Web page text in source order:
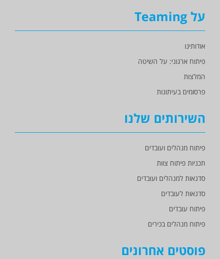
על Teaming
אודותינו
פיתוח ארגוני: על השיטה
המלצות
פרסומים בעיתונות
השירותים שלנו
פיתוח מנהלים ועובדים
תכניות פיתוח צוות
סדנאות למנהלים ועובדים
סדנאות לעובדים
פיתוח עובדים
פיתוח מנהלים בכירים
פוסטים אחרונים